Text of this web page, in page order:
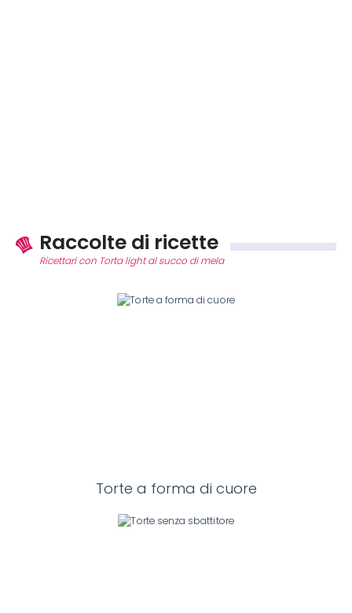
Raccolte di ricette
Ricettari con Torta light al succo di mela
Torte a forma di cuore